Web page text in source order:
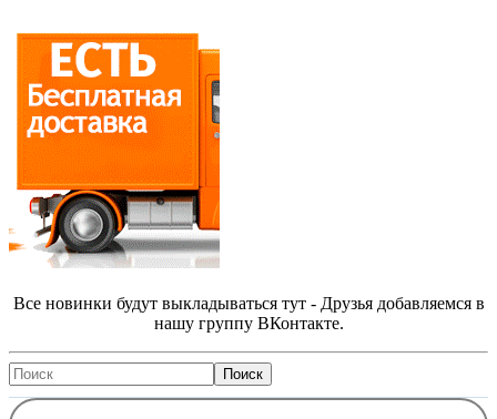
Все новинки будут выкладываться тут - Друзья добавляемся в
нашу группу ВКонтакте.